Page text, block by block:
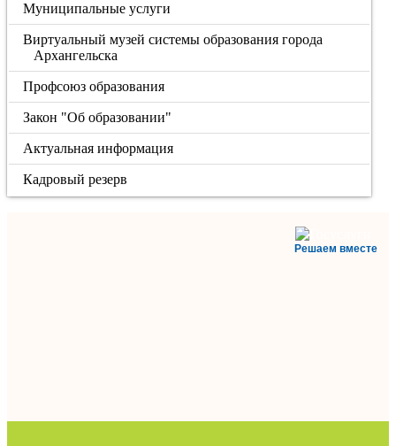
Муниципальные услуги
Виртуальный музей системы образования города
Архангельска
Профсоюз образования
Закон "Об образовании"
Актуальная информация
Кадровый резерв
Решаем вместе